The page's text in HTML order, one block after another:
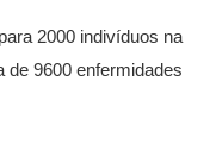
2000 indivíduos na
de 9600 enfermidades